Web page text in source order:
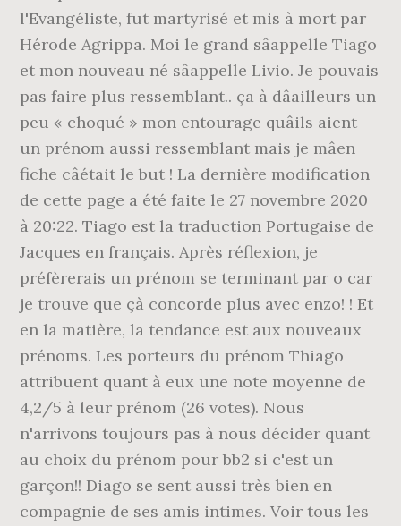
l'Evangéliste, fut martyrisé et mis à mort par
Hérode Agrippa. Moi le grand sâappelle Tiago
et mon nouveau né sâappelle Livio. Je pouvais
pas faire plus ressemblant.. ça à dâailleurs un
peu « choqué » mon entourage quâils aient
un prénom aussi ressemblant mais je mâen
fiche câétait le but ! La dernière modification
de cette page a été faite le 27 novembre 2020
à 20:22. Tiago est la traduction Portugaise de
Jacques en français. Après réflexion, je
préfèrerais un prénom se terminant par o car
je trouve que çà concorde plus avec enzo! ! Et
en la matière, la tendance est aux nouveaux
prénoms. Les porteurs du prénom Thiago
attribuent quant à eux une note moyenne de
4,2/5 à leur prénom (26 votes). Nous
n'arrivons toujours pas à nous décider quant
au choix du prénom pour bb2 si c'est un
garçon!! Diago se sent aussi très bien en
compagnie de ses amis intimes. Voir tous les